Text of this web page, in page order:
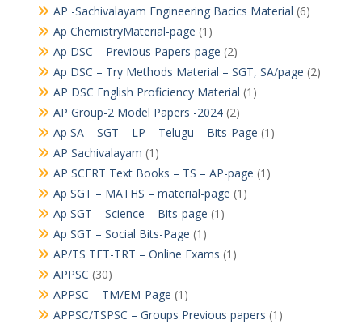
AP -Sachivalayam Engineering Bacics Material (6)
Ap ChemistryMaterial-page (1)
Ap DSC – Previous Papers-page (2)
Ap DSC – Try Methods Material – SGT, SA/page (2)
AP DSC English Proficiency Material (1)
AP Group-2 Model Papers -2024(2)
Ap SA – SGT – LP – Telugu – Bits-Page (1)
AP Sachivalayam (1)
AP SCERT Text Books – TS – AP-page (1)
Ap SGT – MATHS – material-page (1)
Ap SGT – Science – Bits-page (1)
Ap SGT – Social Bits-Page (1)
AP/TS TET-TRT – Online Exams (1)
APPSC (30)
APPSC – TM/EM-Page (1)
APPSC/TSPSC – Groups Previous papers (1)